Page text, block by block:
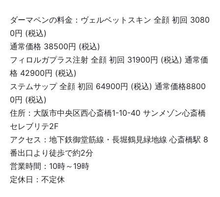
ダーマペンの料金：ヴェルベットスキン 全顔 初回 3080
0円 (税込)
通常価格 38500円 (税込)
フィロルガプラス注射 全顔 初回 31900円 (税込) 通常価
格 42900円 (税込)
ステムサップ 全顔 初回 64900円 (税込) 通常価格8800
0円 (税込)
住所：大阪市中央区西心斎橋1-10-40 サンメゾン心斎橋
セレブリテ2F
アクセス：地下鉄御堂筋線・長堀鶴見緑地線 心斎橋駅 8
番出口より徒歩で約2分
営業時間：10時～19時
定休日：不定休